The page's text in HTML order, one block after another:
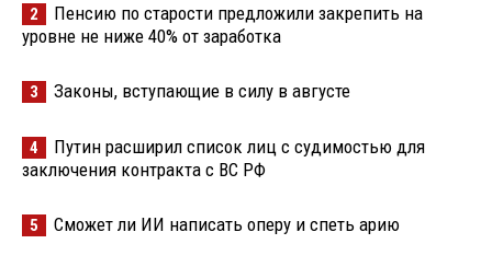
2
Пенсию по старости предложили закрепить на
уровне не ниже 40% от заработка
3 Законы, вступающие в силу в августе
4
Путин расширил список лиц с судимостью для
заключения контракта с ВС РФ
5 Сможет ли ИИ написать оперу и спеть арию